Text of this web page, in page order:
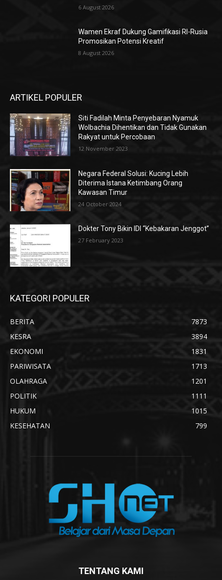
6 August 2026
Wamen Ekraf Dukung Gamifikasi RI-Rusia
Promosikan Potensi Kreatif
8 August 2026
ARTIKEL POPULER
Siti Fadilah Minta Penyebaran Nyamuk
Wolbachia Dihentikan dan Tidak Gunakan
Rakyat untuk Percobaan
12 November 2023
Negara Federal Solusi: Kucing Lebih
Diterima Istana Ketimbang Orang
Kawasan Timur
24 October 2024
Dokter Tony Bikin IDI “Kebakaran Jenggot”
27 February 2023
KATEGORI POPULER
BERITA
7873
KESRA
3894
EKONOMI
1831
PARIWISATA
1713
OLAHRAGA
1201
POLITIK
1111
HUKUM
1015
KESEHATAN
799
TENTANG KAMI